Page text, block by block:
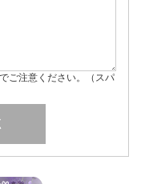
ご注意ください。（スパ